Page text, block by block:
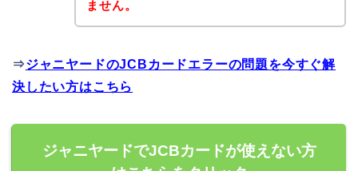
ません。
⇒ジャニヤードのJCBカードエラーの問題を今すぐ解
決したい方はこちら
ジャニヤードでJCBカードが使えない方